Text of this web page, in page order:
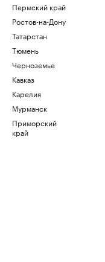
Пермский край
Ростов-на-Дону
Татарстан
Тюмень
Черноземье
Кавказ
Карелия
Мурманск
Приморский
край